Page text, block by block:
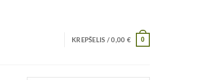
KREPŠELIS /0,00 € 0